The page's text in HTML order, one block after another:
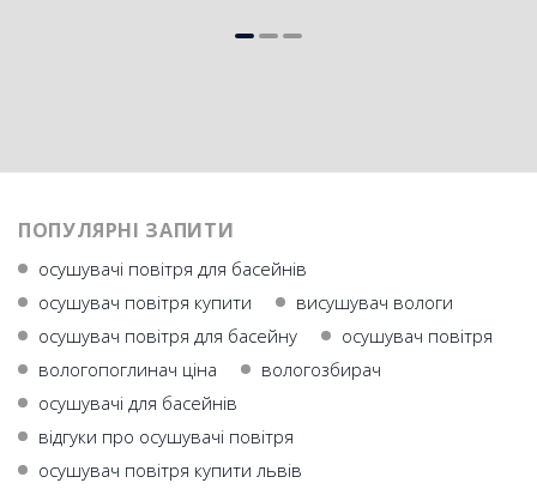
ПОПУЛЯРНІ ЗАПИТИ
осушувачі повітря для басейнів
осушувач повітря купити
висушувач вологи
осушувач повітря для басейну
осушувач повiтря
вологопоглинач ціна
вологозбирач
осушувачі для басейнів
відгуки про осушувачі повітря
осушувач повітря купити львів